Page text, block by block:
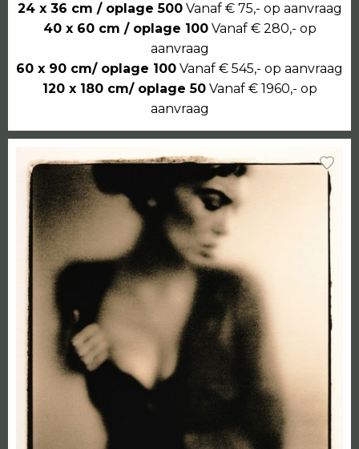
24 x 36 cm / oplage 500Vanaf € 75,- op aanvraag
40 x 60 cm / oplage 100Vanaf € 280,- op
aanvraag
60 x 90 cm/ oplage 100 Vanaf € 545,- op aanvraag
120 x 180 cm/ oplage 50Vanaf € 1960,- op
aanvraag